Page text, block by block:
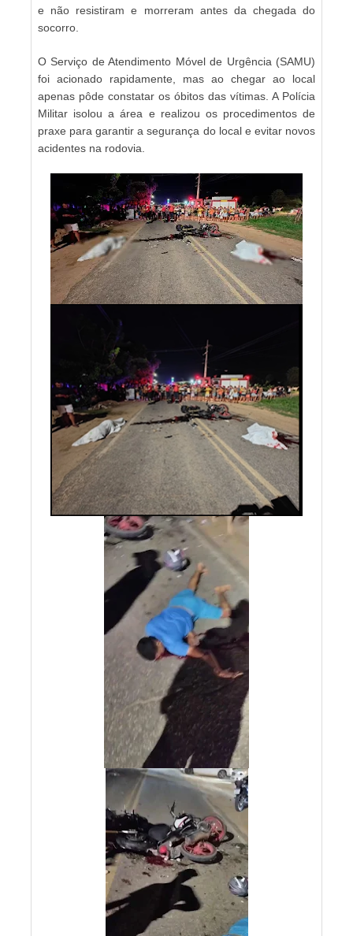
e não resistiram e morreram antes da chegada do
socorro.
O Serviço de Atendimento Móvel de Urgência (SAMU)
foi acionado rapidamente, mas ao chegar ao local
apenas pôde constatar os óbitos das vítimas. A Polícia
Militar isolou a área e realizou os procedimentos de
praxe para garantir a segurança do local e evitar novos
acidentes na rodovia.